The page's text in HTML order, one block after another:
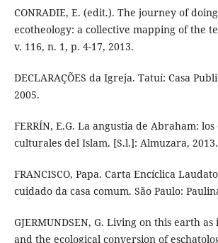
CONRADIE, E. (edit.). The journey of
ecotheology: a collective mapping of the
v. 116, n. 1, p. 4-17, 2013.
DECLARAÇÕES da Igreja. Tatuí: Casa
2005.
FERRÍN, E.G. La angustia de Abraham:
culturales del Islam. [S.l.]: Almuzara, 2013.
FRANCISCO, Papa. Carta Encíclica
cuidado da casa comum. São Paulo:
GJERMUNDSEN, G. Living on this earth
and the ecological conversion of